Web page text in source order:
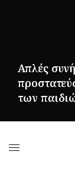
Απλές
των